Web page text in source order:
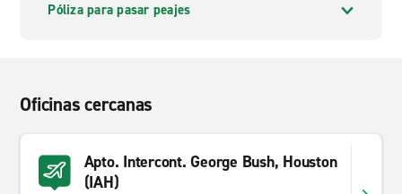
Póliza para pasar peajes
Oficinas cercanas
Apto. Intercont. George Bush, Houston
(IAH)